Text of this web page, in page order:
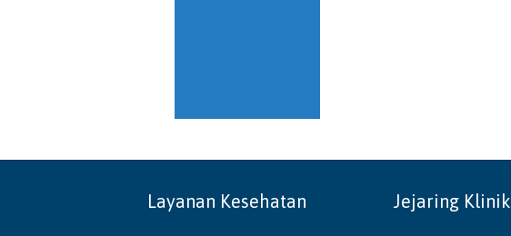
Layanan Kesehatan Jejaring Klinik